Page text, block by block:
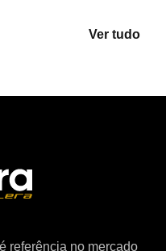
Ver tudo
referência no mercado